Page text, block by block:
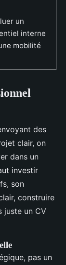
un
interne
mobilité
des
clair, on
dans un
investir
son
construire
juste un CV
pas un